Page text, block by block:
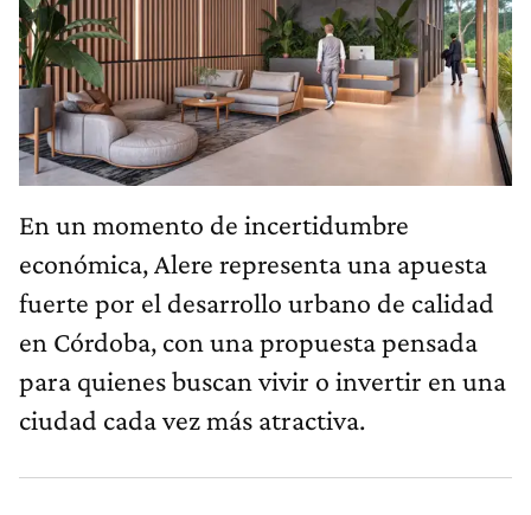
En un momento de incertidumbre
económica, Alere representa una apuesta
fuerte por el desarrollo urbano de calidad
en Córdoba, con una propuesta pensada
para quienes buscan vivir o invertir en una
ciudad cada vez más atractiva.